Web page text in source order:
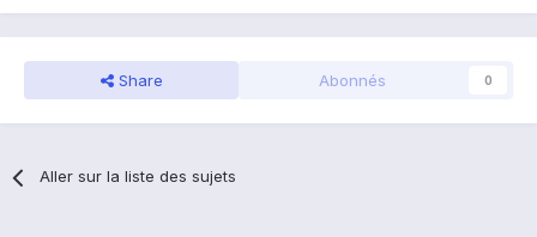
Share Abonnés 0
Aller sur la liste des sujets